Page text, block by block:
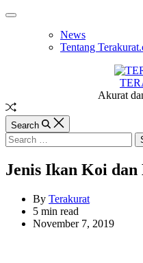
Skip
Off
News
Tentang
Akurat
Random
Article
Search
Search
for:
Jenis Ikan Koi dan
By Terakurat
Estimated
read
5 min read
November 7, 2019